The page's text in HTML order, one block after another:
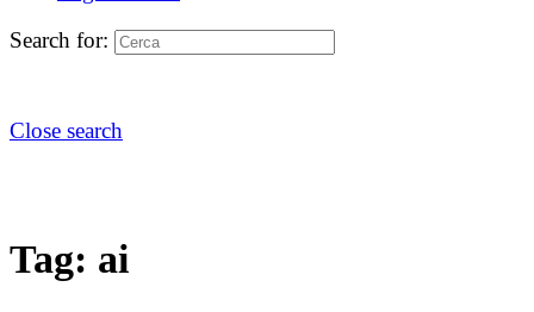
Search for:
Close search
Tag: ai